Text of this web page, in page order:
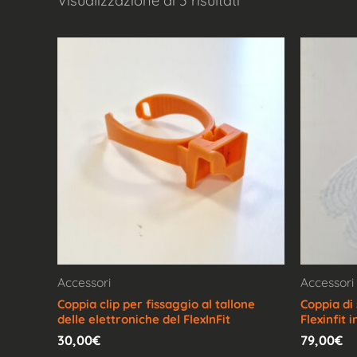
Accessori
Coppia clip per fissaggio al tallone
delle elettroniche del FlexInFit
30,00€
Accessori
Coppia
Flexinfit
79,00€